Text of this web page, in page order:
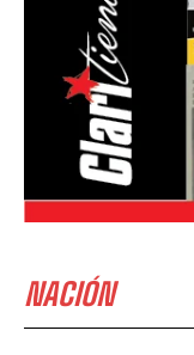
NACIÓN